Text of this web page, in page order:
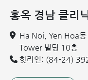
홍옥 경남 클리
Ha Noi, Yen Hoa
Tower 빌딩 10층
핫라인: (84-24)